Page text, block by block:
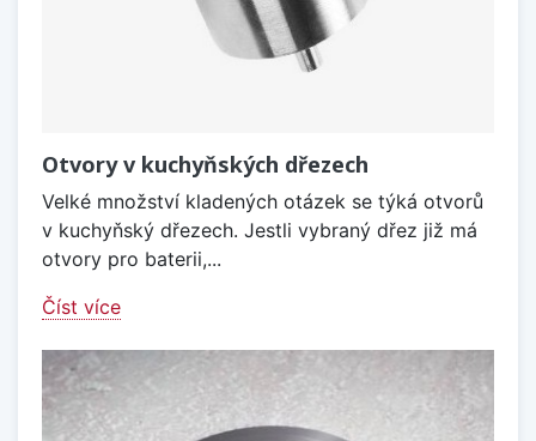
Otvory v kuchyňských dřezech
Velké množství kladených otázek se týká otvorů
v kuchyňský dřezech. Jestli vybraný dřez již má
otvory pro baterii,...
Číst více